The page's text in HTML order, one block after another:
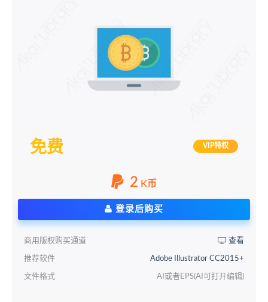
免费 VIP特权
2 K币
登录后购买
商用版权购买通道 查看
推荐软件 Adobe Illustrator CC2015+
文件格式 AI或者EPS(AI可打开编辑)